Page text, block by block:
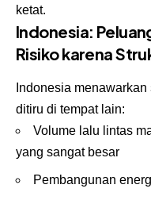
ketat.
Indonesia:
Risiko karena
Indonesia
ditiru di tempat lain:
Volume lalu lintas
yang sangat besar
Pembangunan